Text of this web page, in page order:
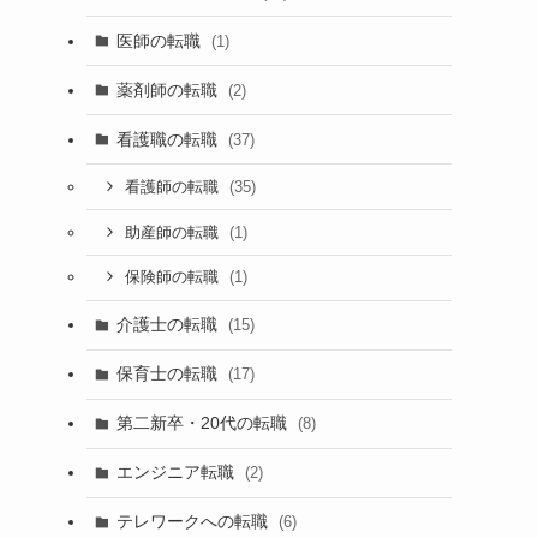
医師の転職 (1)
薬剤師の転職 (2)
看護職の転職 (37)
看護師の転職 (35)
助産師の転職 (1)
保険師の転職 (1)
介護士の転職 (15)
保育士の転職 (17)
第二新卒・20代の転職 (8)
エンジニア転職 (2)
テレワークへの転職 (6)